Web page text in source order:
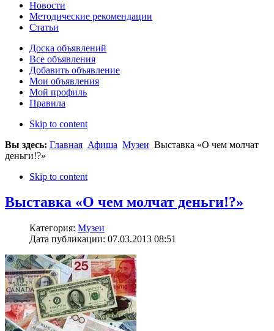
Новости
Методические рекомендации
Статьи
Доска объявлений
Все объявления
Добавить объявление
Мои объявления
Мой профиль
Правила
Skip to content
Вы здесь: Главная Афиша Музеи Выставка «О чем молчат
деньги!?»
Skip to content
Выставка «О чем молчат деньги!?»
Категория: Музеи
Дата публикации: 07.03.2013 08:51